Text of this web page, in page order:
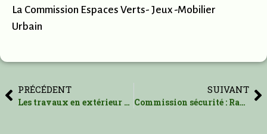
La Commission Espaces Verts- Jeux -Mobilier
Urbain
PRÉCÉDENT
Les travaux en extérieur ont repris
SUIVANT
Commission sécurité : Rappels